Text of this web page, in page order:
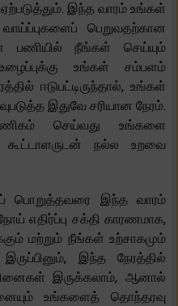
இந்த வாரம் உங்கள்
பெறுவதற்கான
பணியில் நீங்கள் செய்யும்
உங்கள் சம்பளம்
ஈடுபட்டிருந்தால், உங்கள்
இதுவே சரியான நேரம்.
செய்வது உங்களை
கூட்டாளருடன் நல்ல உறவை
பொறுத்தவரை இந்த வாரம்
எதிர்ப்பு சக்தி காரணமாக,
மற்றும் நீங்கள் உற்சாகமும்
இருப்பினும், இந்த நேரத்தில்
இருக்கலாம், ஆனால்
உங்களைத் தொந்தரவு